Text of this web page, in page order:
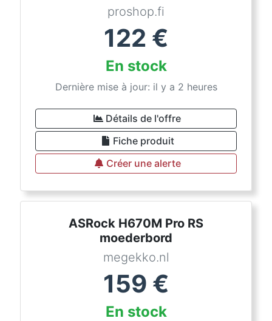
proshop.fi
122 €
En stock
Dernière mise à jour: il y a 2 heures
Détails de l'offre
Fiche produit
Créer une alerte
ASRock H670M Pro RS
moederbord
megekko.nl
159 €
En stock